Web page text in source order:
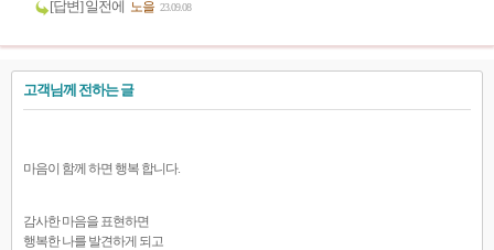
[답변] 일전에 노을 23.09.08
고객님께 전하는 글
마음이 함께 하면 행복 합니다.
감사한 마음을 표현하면
행복한 나를 발견하게 되고